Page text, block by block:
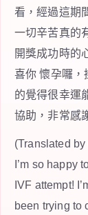
看，經過這期
一切辛苦真的
開獎成功時的
喜你 懷孕囉，
的覺得很幸運
協助，非常感
(Translated
I’m so happy
IVF attempt!
been trying to